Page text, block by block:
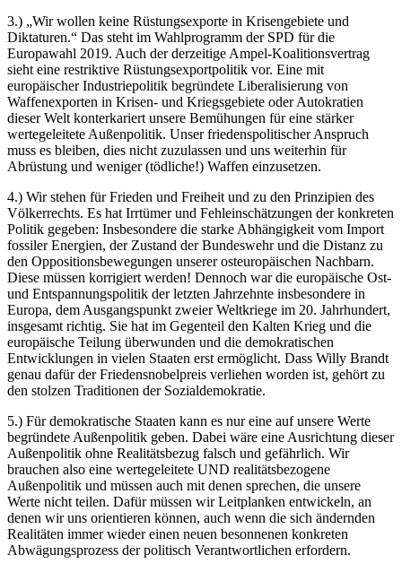
3.) „Wir wollen keine Rüstungsexporte in Krisengebiete und
Diktaturen.“ Das steht im Wahlprogramm der SPD für die
Europawahl 2019. Auch der derzeitige Ampel-Koalitionsvertrag
sieht eine restriktive Rüstungsexportpolitik vor. Eine mit
europäischer Industriepolitik begründete Liberalisierung von
Waffenexporten in Krisen- und Kriegsgebiete oder Autokratien
dieser Welt konterkariert unsere Bemühungen für eine stärker
wertegeleitete Außenpolitik. Unser friedenspolitischer Anspruch
muss es bleiben, dies nicht zuzulassen und uns weiterhin für
Abrüstung und weniger (tödliche!) Waffen einzusetzen.
4.) Wir stehen für Frieden und Freiheit und zu den Prinzipien des
Völkerrechts. Es hat Irrtümer und Fehleinschätzungen der konkreten
Politik gegeben: Insbesondere die starke Abhängigkeit vom Import
fossiler Energien, der Zustand der Bundeswehr und die Distanz zu
den Oppositionsbewegungen unserer osteuropäischen Nachbarn.
Diese müssen korrigiert werden! Dennoch war die europäische Ost-
und Entspannungspolitik der letzten Jahrzehnte insbesondere in
Europa, dem Ausgangspunkt zweier Weltkriege im 20. Jahrhundert,
insgesamt richtig. Sie hat im Gegenteil den Kalten Krieg und die
europäische Teilung überwunden und die demokratischen
Entwicklungen in vielen Staaten erst ermöglicht. Dass Willy Brandt
genau dafür der Friedensnobelpreis verliehen worden ist, gehört zu
den stolzen Traditionen der Sozialdemokratie.
5.) Für demokratische Staaten kann es nur eine auf unsere Werte
begründete Außenpolitik geben. Dabei wäre eine Ausrichtung dieser
Außenpolitik ohne Realitätsbezug falsch und gefährlich. Wir
brauchen also eine wertegeleitete UND realitätsbezogene
Außenpolitik und müssen auch mit denen sprechen, die unsere
Werte nicht teilen. Dafür müssen wir Leitplanken entwickeln, an
denen wir uns orientieren können, auch wenn die sich ändernden
Realitäten immer wieder einen neuen besonnenen konkreten
Abwägungsprozess der politisch Verantwortlichen erfordern.